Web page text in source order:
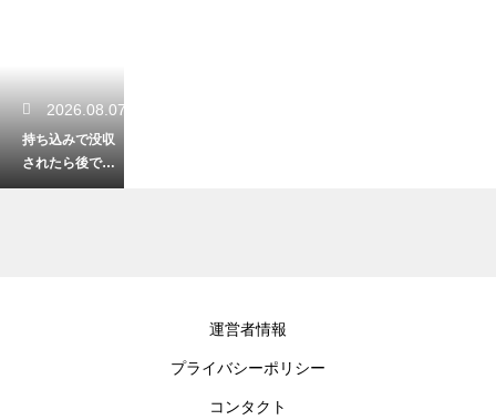
2026.08.07
持ち込みで没収
されたら後で返
ってくる？破棄
運営者情報
プライバシーポリシー
コンタクト